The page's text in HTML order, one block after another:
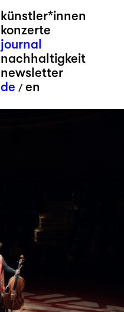
künstler*innen
konzerte
journal
nachhaltigkeit
newsletter
de / en